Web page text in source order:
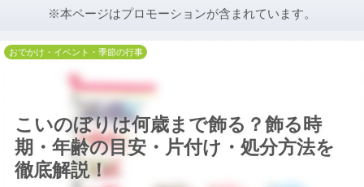
※本ページはプロモーションが含まれています。
こいのぼりは何歳まで飾る？飾る時
期・年齢の目安・片付け・処分方法を
徹底解説！
おでかけ・イベント・季節の行事